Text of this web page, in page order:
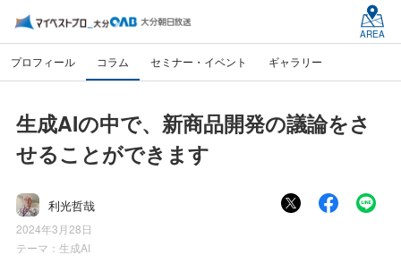
AREA
プロフィール コラム セミナー・イベント ギャラリー
生成AIの中で、新商品開発の議論をさ
せることができます
利光哲哉
2024年3月28日
テーマ： 生成AI